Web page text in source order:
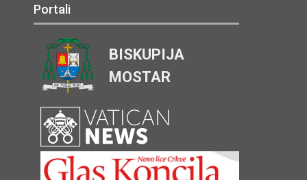
Portali
BISKUPIJA
MOSTAR